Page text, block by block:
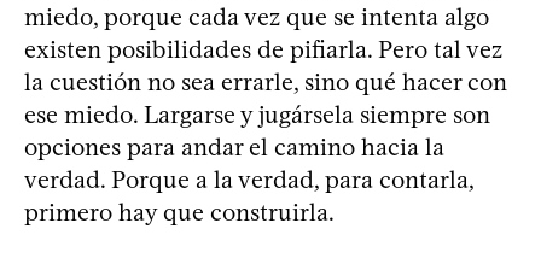
miedo, porque cada vez que se intenta algo
existen posibilidades de pifiarla. Pero tal vez
la cuestión no sea errarle, sino qué hacer con
ese miedo. Largarse y jugársela siempre son
opciones para andar el camino hacia la
verdad. Porque a la verdad, para contarla,
primero hay que construirla.